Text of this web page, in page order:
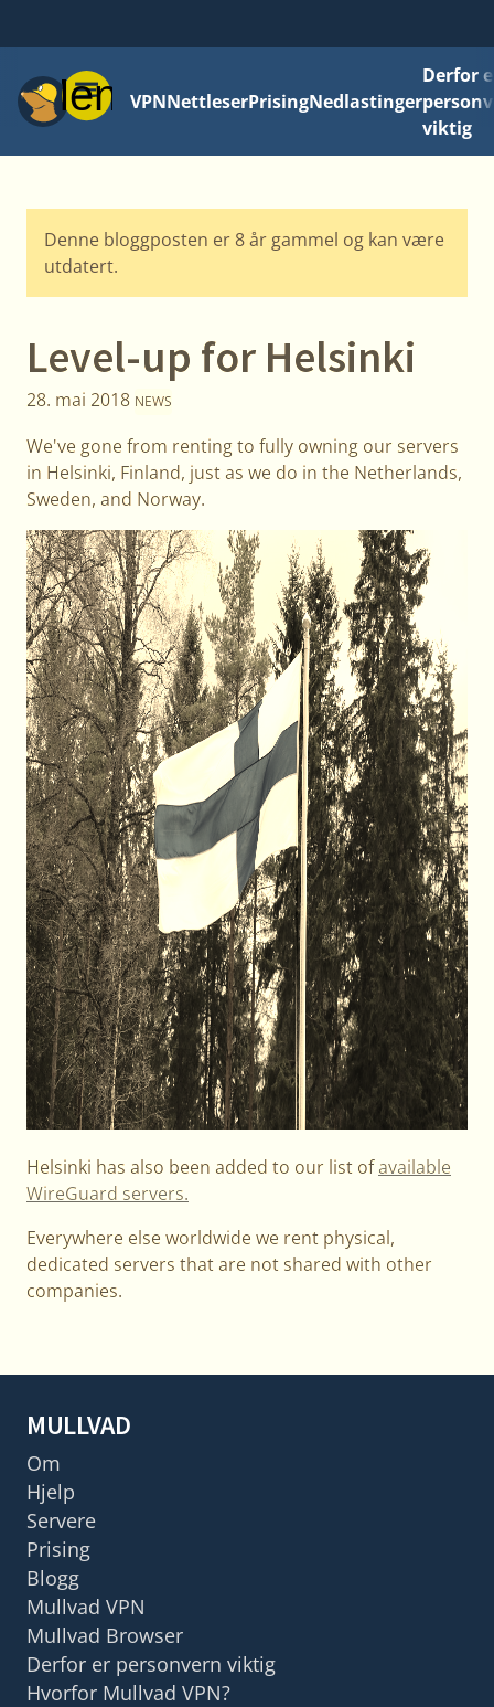
MenyVPNNettleserPrisingNedlastinger
Derfor
viktig
Denne bloggposten er 8 år gammel og kan være
utdatert.
Level-up for Helsinki
28. mai 2018 NEWS
We've gone from renting to fully owning our servers
in Helsinki, Finland, just as we do in the Netherlands,
Sweden, and Norway.
Helsinki has also been added to our list ofavailable
WireGuard servers.
Everywhere else worldwide we rent physical,
dedicated servers that are not shared with other
companies.
MULLVAD
Om
Hjelp
Servere
Prising
Blogg
Mullvad VPN
Mullvad Browser
Derfor er personvern viktig
Hvorfor Mullvad VPN?